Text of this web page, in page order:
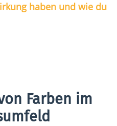
haben und wie du
Farben im